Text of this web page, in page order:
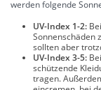
werden folgende
UV-Index 1-2:
Sonnenschäden
sollten aber
UV-Index 3-5:
schützende
tragen.